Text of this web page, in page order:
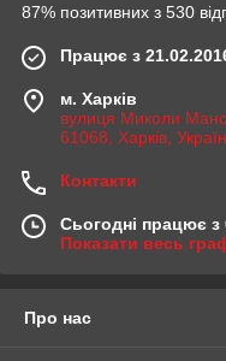
87% позитивних з 530
Працює з
м. Харків
вулиця Миколи
61068, Харків,
Контакти
Сьогодні працює з
Показати весь
Про нас